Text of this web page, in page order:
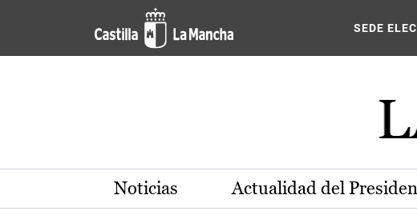
Pasar al contenido principal
Actualidad de la región de SEDE
Noticias Actualidad del